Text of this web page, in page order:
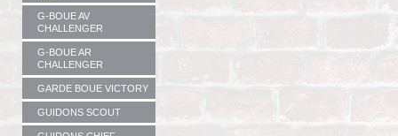
G-BOUE AV
CHALLENGER
G-BOUE AR
CHALLENGER
GARDE BOUE VICTORY
GUIDONS SCOUT